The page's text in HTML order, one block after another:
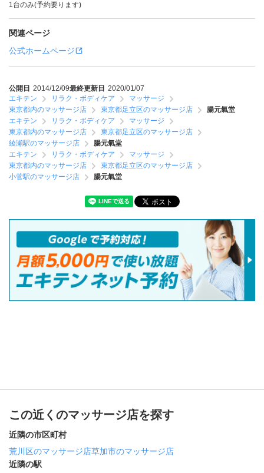
1台のみ(予約要ります)
関連ページ
公式ホームページ
公開日 2014/12/09最終更新日 2020/01/07
エキテン
リラク・ボディケア
マッサージ
東京都内のマッサージ店
東京都足立区のマッサージ店
腸元氣堂
エキテン
リラク・ボディケア
マッサージ
東京都内のマッサージ店
東京都足立区のマッサージ店
綾瀬駅のマッサージ店
腸元氣堂
エキテン
リラク・ボディケア
マッサージ
東京都内のマッサージ店
東京都足立区のマッサージ店
小菅駅のマッサージ店
腸元氣堂
この近くのマッサージ店を探す
近隣の市区町村
荒川区のマッサージ店草加市のマッサージ店
近隣の駅